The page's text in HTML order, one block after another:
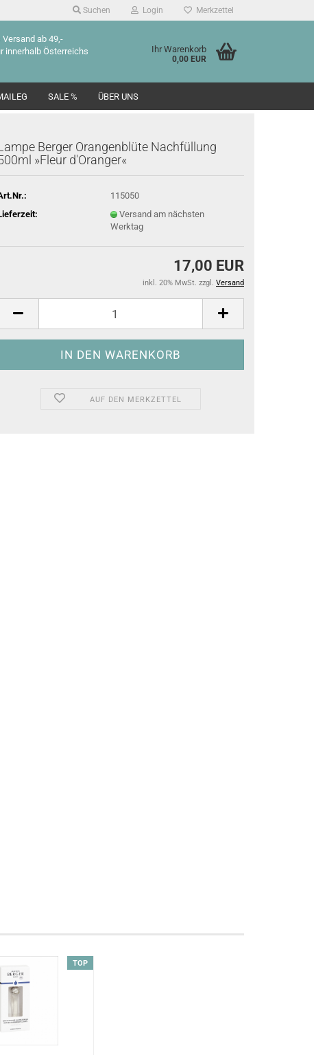
Suchen Login Merkzettel
Versand ab 49,-
innerhalb Österreichs
Ihr Warenkorb
0,00 EUR
SALE % ÜBER UNS
Berger Orangenblüte Nachfüllung
»Fleur d'Oranger«
115050
Versand am nächsten
Werktag
17,00 EUR
inkl. 20% MwSt. zzgl. Versand
AUF DEN MERKZETTEL
TOP